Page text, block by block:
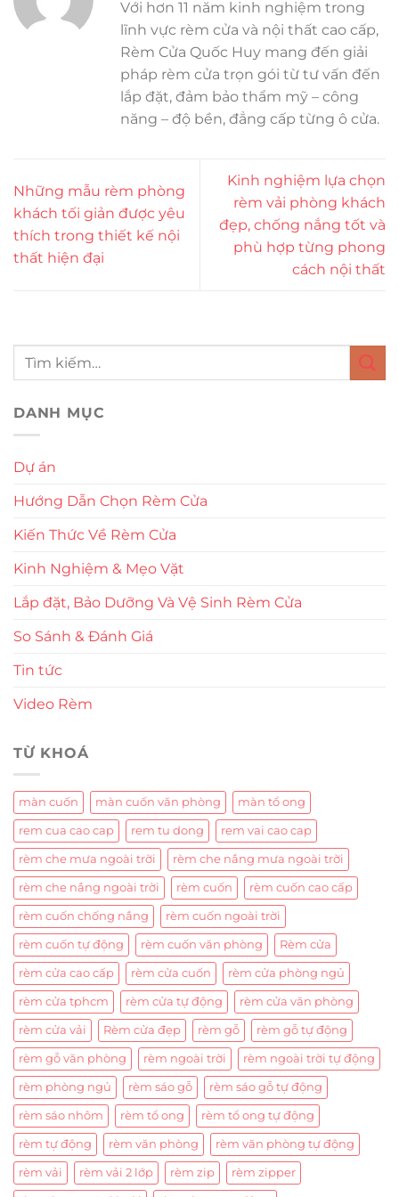
Với hơn 11 năm kinh nghiệm trong
lĩnh vực rèm cửa và nội thất cao cấp,
Rèm Cửa Quốc Huy mang đến giải
pháp rèm cửa trọn gói từ tư vấn đến
lắp đặt, đảm bảo thẩm mỹ – công
năng – độ bền, đẳng cấp từng ô cửa.
Những mẫu rèm phòng
khách tối giản được yêu
thích trong thiết kế nội
thất hiện đại
Kinh nghiệm lựa chọn
rèm vải phòng khách
đẹp, chống nắng tốt và
phù hợp từng phong
cách nội thất
DANH MỤC
Dự án
Hướng Dẫn Chọn Rèm Cửa
Kiến Thức Về Rèm Cửa
Kinh Nghiệm & Mẹo Vặt
Lắp đặt, Bảo Dưỡng Và Vệ Sinh Rèm Cửa
So Sánh & Đánh Giá
Tin tức
Video Rèm
TỪ KHOÁ
màn cuốn màn cuốn văn phòng màn tổ ong
rem cua cao cap rem tu dong rem vai cao cap
rèm che mưa ngoài trời rèm che nắng mưa ngoài trời
rèm che nắng ngoài trời rèm cuốn rèm cuốn cao cấp
rèm cuốn chống nắng rèm cuốn ngoài trời
rèm cuốn tự động rèm cuốn văn phòng Rèm cửa
rèm cửa cao cấp rèm cửa cuốn rèm cửa phòng ngủ
rèm cửa tphcm rèm cửa tự động rèm cửa văn phòng
rèm cửa vải Rèm cửa đẹp rèm gỗ rèm gỗ tự động
rèm gỗ văn phòng rèm ngoài trời rèm ngoài trời tự động
rèm phòng ngủ rèm sáo gỗ rèm sáo gỗ tự động
rèm sáo nhôm rèm tổ ong rèm tổ ong tự động
rèm tự động rèm văn phòng rèm văn phòng tự động
rèm vải rèm vải 2 lớp rèm zip rèm zipper